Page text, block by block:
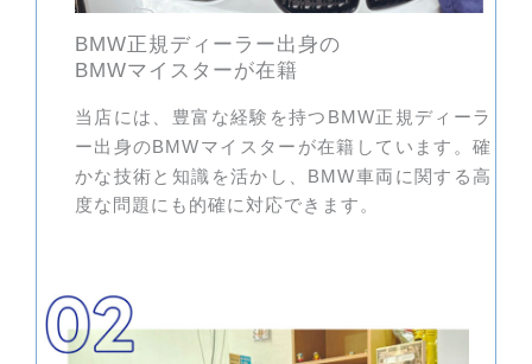
BMW正規ディーラー出身の
BMWマイスターが在籍
当店には、豊富な経験を持つ BMW正規ディーラ
ー出身のBMWマイスターが在籍しています。確
かな技術と知識を活かし、
BMW車両に関する高
度な問題にも的確に対応できます。